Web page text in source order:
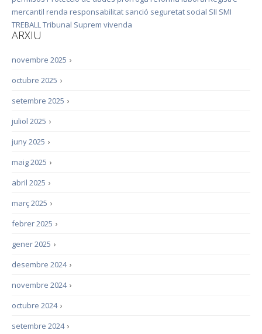
mercantil renda responsabilitat sanció seguretat social SII SMI
TREBALLTribunal Suprem vivenda
ARXIU
›
novembre 2025
›
octubre 2025
›
setembre 2025
›
juliol 2025
›
juny 2025
›
maig 2025
›
abril 2025
›
març 2025
›
febrer 2025
›
gener 2025
›
desembre 2024
›
novembre 2024
›
octubre 2024
›
setembre 2024